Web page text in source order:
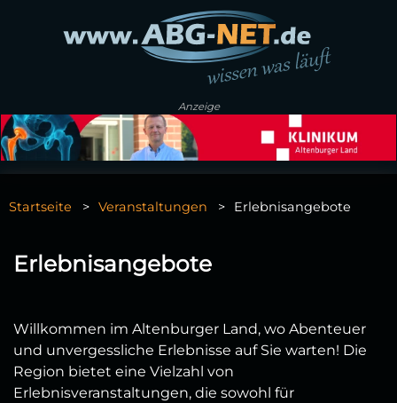
Anzeige
Startseite Veranstaltungen Erlebnisangebote
Erlebnisangebote
Willkommen im Altenburger Land, wo Abenteuer
und unvergessliche Erlebnisse auf Sie warten! Die
Region bietet eine Vielzahl von
Erlebnisveranstaltungen, die sowohl für